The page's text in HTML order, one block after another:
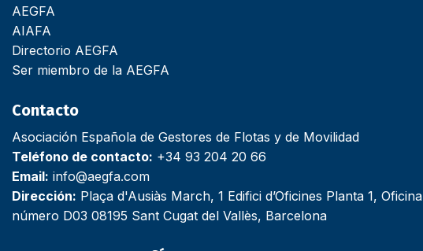
AEGFA
AIAFA
Directorio AEGFA
Ser miembro de la AEGFA
Contacto
Asociación Española de Gestores de Flotas y de Movilidad
Teléfono de contacto: +34 93 204 20 66
Email: info@aegfa.com
Dirección: Plaça d'Ausiàs March, 1 Edifici d’Oficines Planta 1, Oficina
número D03 08195 Sant Cugat del Vallès, Barcelona